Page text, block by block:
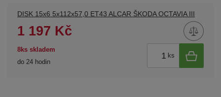
DISK 15x6 5x112x57,0 ET43 ALCAR ŠKODA OCTAVIA III
1 197 Kč
8ks skladem
do 24 hodin
ks